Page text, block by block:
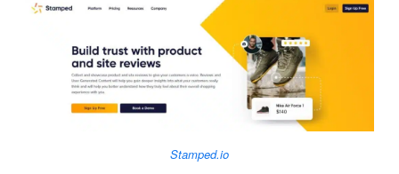
Stamped.io